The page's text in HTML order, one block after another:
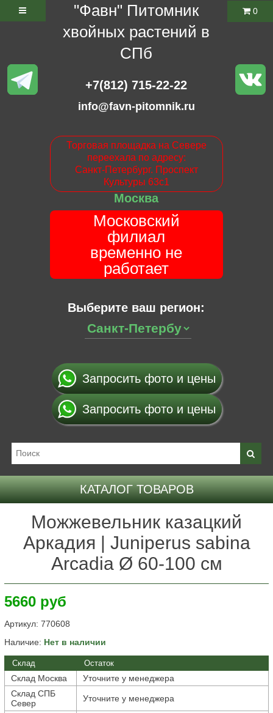
"Фавн" Питомник
хвойных растений в
СПб
+7(812) 715-22-22
info@favn-pitomnik.ru
Торговая площадка на Севере
переехала по адресу:
Санкт-Петербург. Проспект
Культуры 63с1
Москва
Московский
филиал
временно не
работает
Выберите ваш регион:
0
Запросить фото и цены
Запросить фото и цены
КАТАЛОГ ТОВАРОВ
Можжевельник казацкий
Аркадия | Juniperus sabina
Arcadia Ø 60-100 см
5660 руб
Артикул: 770608
Наличие: Нет в наличии
Склад Остаток
Склад Москва
Уточните у менеджера
Склад СПБ
Север
Уточните у менеджера